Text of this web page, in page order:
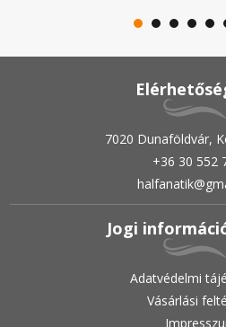
7020 Dunaföldvár,
+36 30 552
Jogi
Adatvédelmi
Vásárlási